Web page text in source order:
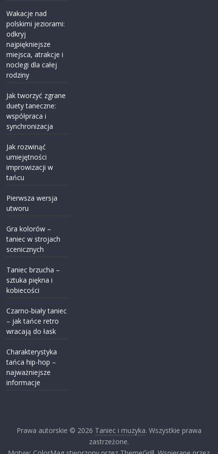
Wakacje nad
polskimi jeziorami:
odkryj
najpiękniejsze
miejsca, atrakcje i
noclegi dla całej
rodziny
Jak tworzyć zgrane
duety taneczne:
współpraca i
synchronizacja
Jak rozwinąć
umiejętności
improwizacji w
tańcu
Pierwsza wersja
utworu
Gra kolorów –
taniec w strojach
scenicznych
Taniec brzucha –
sztuka piękna i
kobiecości
Czarno-biały taniec
– jak tańce retro
wracają do łask
Charakterystyka
tańca hip-hop –
najważniejsze
informacje
Prawa autorskie © 2026 Taniec i muzyka. Wszystkie prawa
zastrzeżone.